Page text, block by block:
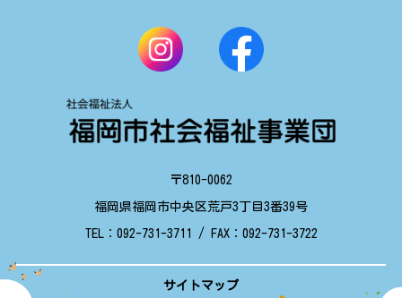
〒810-0062
福岡県福岡市中央区荒戸3丁目3番39号
TEL： 092-731-3711 / FAX： 092-731-3722
サイトマップ